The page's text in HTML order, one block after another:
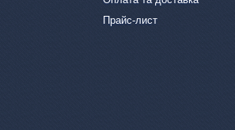
Прайс-лист